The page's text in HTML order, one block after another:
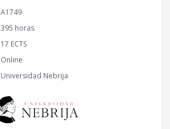
€
.
A1749
395 horas
17 ECTS
Online
Universidad Nebrija